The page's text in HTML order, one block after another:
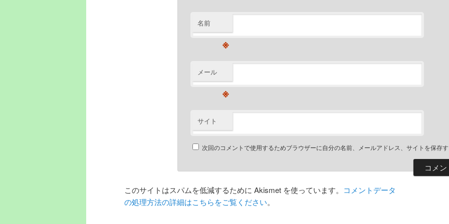
名前
※
メール
※
サイト
次回のコメントで使用するためブラウザーに自分の名前、メールアドレス、サイトを保存
このサイトはスパムを低減するために Akismet を使っています。 コメントデータ
の処理方法の詳細はこちらをご覧ください。